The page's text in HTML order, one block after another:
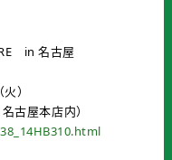
in 名古屋
）
古屋本店内）